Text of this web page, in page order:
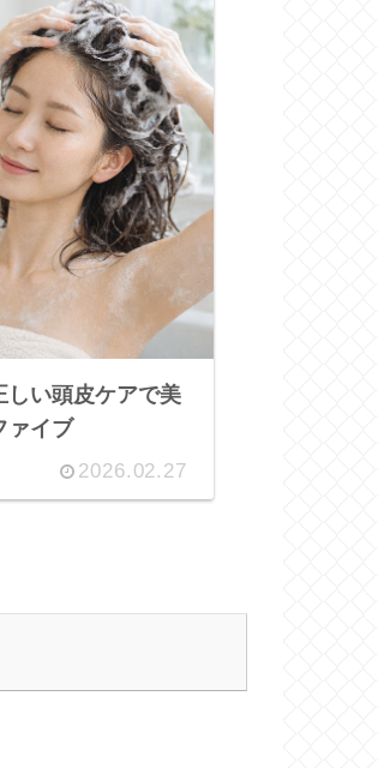
しい頭皮ケアで美
ァイブ
2026.02.27